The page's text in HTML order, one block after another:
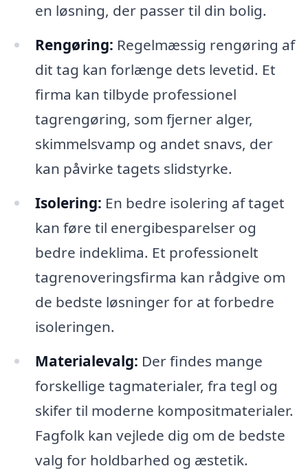
en løsning, der passer til din bolig.
Rengøring: Regelmæssig rengøring af
dit tag kan forlænge dets levetid. Et
firma kan tilbyde professionel
tagrengøring, som fjerner alger,
skimmelsvamp og andet snavs, der
kan påvirke tagets slidstyrke.
Isolering: En bedre isolering af taget
kan føre til energibesparelser og
bedre indeklima. Et professionelt
tagrenoveringsfirma kan rådgive om
de bedste løsninger for at forbedre
isoleringen.
Materialevalg: Der findes mange
forskellige tagmaterialer, fra tegl og
skifer til moderne kompositmaterialer.
Fagfolk kan vejlede dig om de bedste
valg for holdbarhed og æstetik.